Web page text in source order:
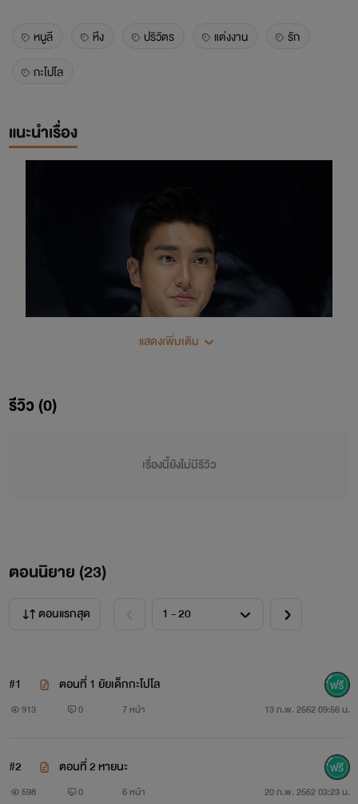
หนูลี หึง ปริวัตร แต่งงาน
รัก
กะโปโล
แนะนำเรื่อง
หนุ่มโสดเจ้าสำราญ เป็นพ่อพวงมาลัยควงสาวไปเรื่อยเปื่อย ต้อง
มาตกกะไดพลอยโจนแต่งงานกับลูกเพื่อนพ่อที่วัยห่างกันเกือบ
เขาต้องรับผิดชอบแต่งงานด้วยทั้ง ๆที่เขาไม่เต็มใจและไม่ได้ทำ
อะไรผิด
แสดงเพิ่มเติม
รีวิว (0)
เรื่องนี้ยังไม่มีรีวิว
ตอนนิยาย (23)
ตอนแรกสุด
#1 ตอนที่ 1 ยัยเด็กกะโปโล
913 0 7 หน้า 13 ก.พ. 2562 09:56 น.
#2 ตอนที่ 2 หายนะ
598 0 6 หน้า 20 ก.พ. 2562 03:23 น.